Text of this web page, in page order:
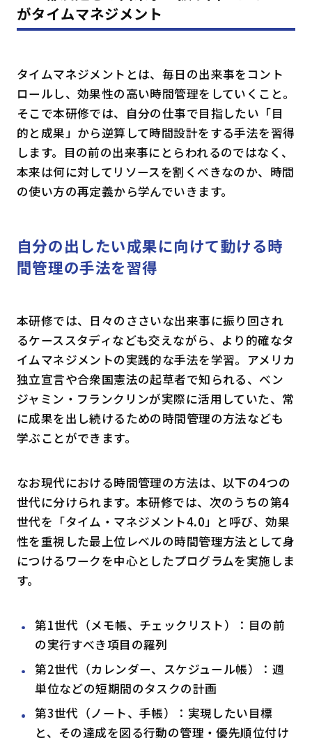
がタイムマネジメント
タイムマネジメントとは、毎日の出来事をコント
ロールし、効果性の高い時間管理をしていくこと。
そこで本研修では、自分の仕事で目指したい「目
的と成果」から逆算して時間設計をする手法を習得
します。目の前の出来事にとらわれるのではなく、
本来は何に対してリソースを割くべきなのか、時間
の使い方の再定義から学んでいきます。
自分の出したい成果に向けて動ける時
間管理の手法を習得
本研修では、日々のささいな出来事に振り回され
るケーススタディなども交えながら、より的確なタ
イムマネジメントの実践的な手法を学習。アメリカ
独立宣言や合衆国憲法の起草者で知られる、ベン
ジャミン・フランクリンが実際に活用していた、常
に成果を出し続けるための時間管理の方法なども
学ぶことができます。
なお現代における時間管理の方法は、以下の4つの
世代に分けられます。本研修では、次のうちの第4
世代を「タイム・マネジメント4.0」と呼び、効果
性を重視した最上位レベルの時間管理方法として身
につけるワークを中心としたプログラムを実施しま
す。
第1世代（メモ帳、チェックリスト）：目の前
の実行すべき項目の羅列
第2世代（カレンダー、スケジュール帳）：週
単位などの短期間のタスクの計画
第3世代（ノート、手帳）：実現したい目標
と、その達成を図る行動の管理・優先順位付け